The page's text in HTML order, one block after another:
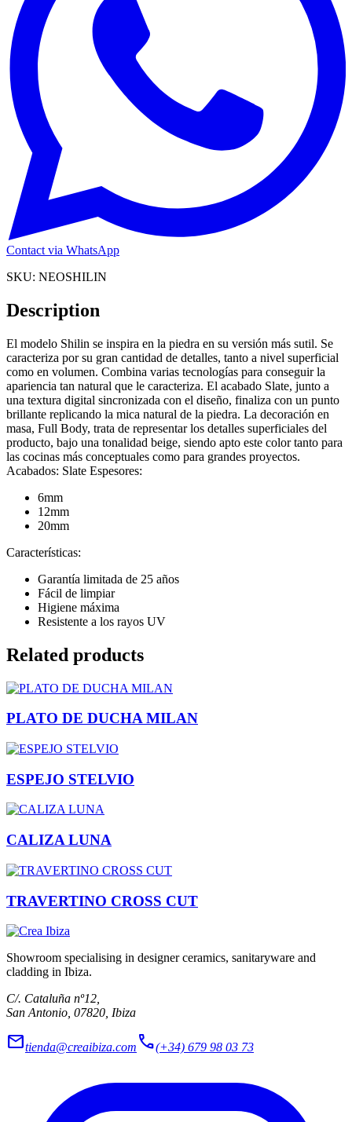
Contact via WhatsApp
SKU: NEOSHILIN
Description
El modelo Shilin se inspira en la piedra en su versión más sutil. Se
caracteriza por su gran cantidad de detalles, tanto a nivel superficial
como en volumen. Combina varias tecnologías para conseguir la
apariencia tan natural que le caracteriza. El acabado Slate, junto a
una textura digital sincronizada con el diseño, finaliza con un punto
brillante replicando la mica natural de la piedra. La decoración en
masa, Full Body, trata de representar los detalles superficiales del
producto, bajo una tonalidad beige, siendo apto este color tanto para
las cocinas más conceptuales como para grandes proyectos.
Acabados: Slate Espesores:
6mm
12mm
20mm
Características:
Garantía limitada de 25 años
Fácil de limpiar
Higiene máxima
Resistente a los rayos UV
Related products
PLATO DE DUCHA MILAN
ESPEJO STELVIO
CALIZA LUNA
TRAVERTINO CROSS CUT
Showroom specialising in designer ceramics, sanitaryware and
cladding in Ibiza.
C/. Cataluña nº12,
San Antonio, 07820, Ibiza
mailtienda@creaibiza.com call(+34) 679 98 03 73